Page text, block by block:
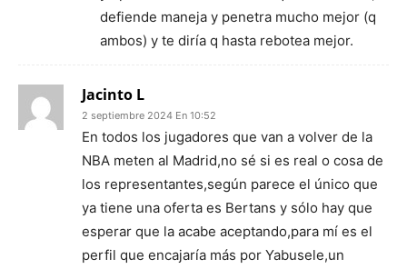
defiende maneja y penetra mucho mejor (q
ambos) y te diría q hasta rebotea mejor.
Jacinto L
2 septiembre 2024 En 10:52
En todos los jugadores que van a volver de la
NBA meten al Madrid,no sé si es real o cosa de
los representantes,según parece el único que
ya tiene una oferta es Bertans y sólo hay que
esperar que la acabe aceptando,para mí es el
perfil que encajaría más por Yabusele,un